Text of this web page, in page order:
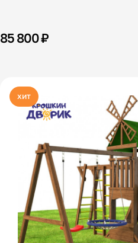
85 800 ₽
хит